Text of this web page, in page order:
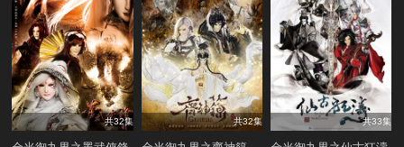
共32集 共32集 共33集